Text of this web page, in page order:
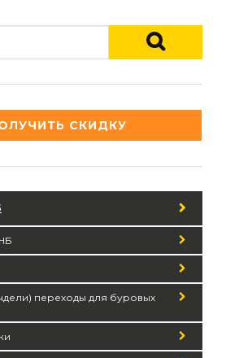
СКИДКУ
переходы для буровых